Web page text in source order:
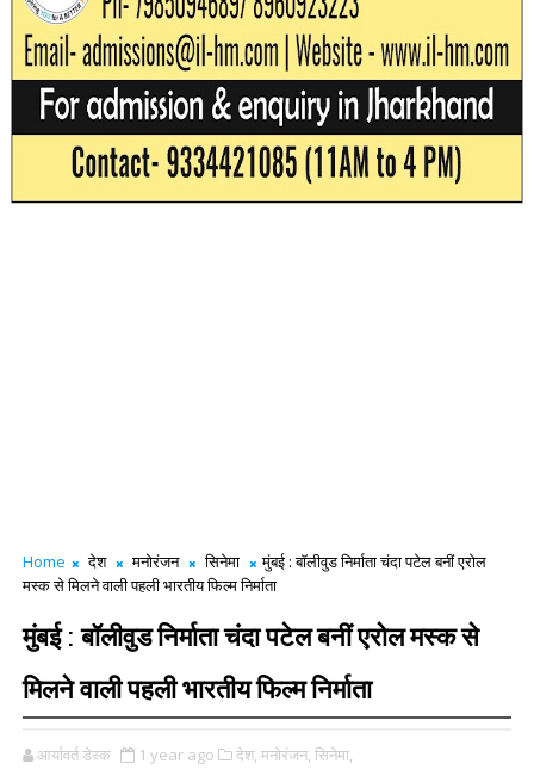
Home देश मनोरंजन सिनेमा
मुंबई : बॉलीवुड निर्माता चंदा पटेल बनीं एरोल
मस्क से मिलने वाली पहली भारतीय फिल्म निर्माता
मुंबई : बॉलीवुड निर्माता चंदा पटेल बनीं एरोल मस्क से
मिलने वाली पहली भारतीय फिल्म निर्माता
आर्यावर्त डेस्क 1 year ago देश, मनोरंजन, सिनेमा,